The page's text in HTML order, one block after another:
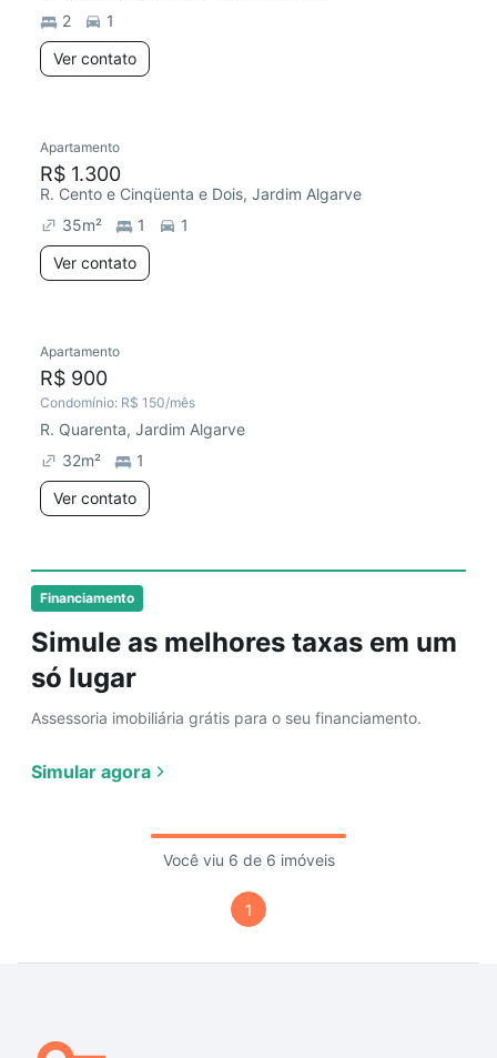
Financiamento
Simule as melhores taxas em um
só lugar
Assessoria imobiliária grátis para o seu financiamento.
Simular agora
2
1
Ver contato
Redecorar
Apartamento
R$ 1.300
R. Cento e Cinqüenta e Dois, Jardim Algarve
35m² 1
1
Ver contato
Chegou há 7 dias
Apartamento
R$ 900
Condomínio: R$ 150/mês
R. Quarenta, Jardim Algarve
32m²
1
Ver contato
Você viu 6 de 6 imóveis
1